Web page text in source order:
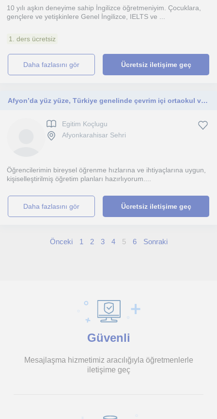
10 yılı aşkın deneyime sahip İngilizce öğretmeniyim. Çocuklara,
gençlere ve yetişkinlere Genel İngilizce, IELTS ve ...
1. ders ücretsiz
daha fazlasını gör Ücretsiz iletişime geç
Afyon’da yüz yüze, Türkiye genelinde çevrim içi ortaokul ve lise öğrencilerine yönelik PDR ve ders takibi rehberliği.
Egitim Koçlugu
Afyonkarahisar Sehri
Öğrencilerimin bireysel öğrenme hızlarına ve ihtiyaçlarına uygun,
kişiselleştirilmiş öğretim planları hazırlıyorum....
daha fazlasını gör Ücretsiz iletişime geç
Önceki 1 2 3 4 5 6 Sonraki
Güvenli
Mesajlaşma hizmetimiz aracılığıyla öğretmenlerle
iletişime geç